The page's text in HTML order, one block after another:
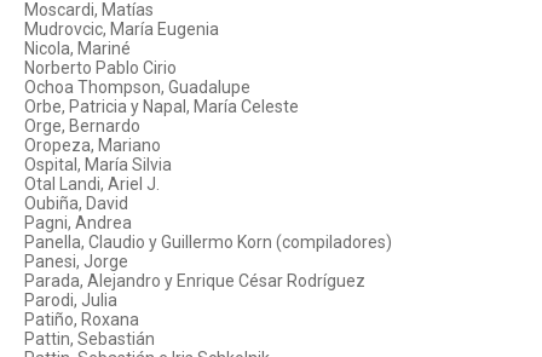
Moscardi, Matías
Mudrovcic, María Eugenia
Nicola, Mariné
Norberto Pablo Cirio
Ochoa Thompson, Guadalupe
Orbe, Patricia y Napal, María Celeste
Orge, Bernardo
Oropeza, Mariano
Ospital, María Silvia
Otal Landi, Ariel J.
Oubiña, David
Pagni, Andrea
Panella, Claudio y Guillermo Korn (compiladores)
Panesi, Jorge
Parada, Alejandro y Enrique César Rodríguez
Parodi, Julia
Patiño, Roxana
Pattin, Sebastián